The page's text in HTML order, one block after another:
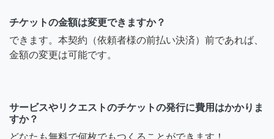
チケットの金額は変更できますか？
できます。本契約（依頼者様の前払い決済）前であれば、
金額の変更は可能です。
サービスやリクエストのチケットの発行に費用はかかりま
すか？
どなたも無料で何枚でもつくることができます！